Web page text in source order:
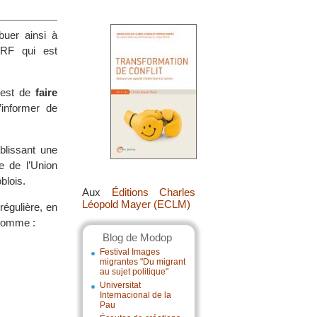
Aux Éditions Charles
Léopold Mayer (ECLM)
Blog de Modop
Festival Images
migrantes "Du migrant
au sujet politique"
Universitat
Internacional de la
Pau
ainsi à
qui est
de faire
de
une
de l’Union
en
: